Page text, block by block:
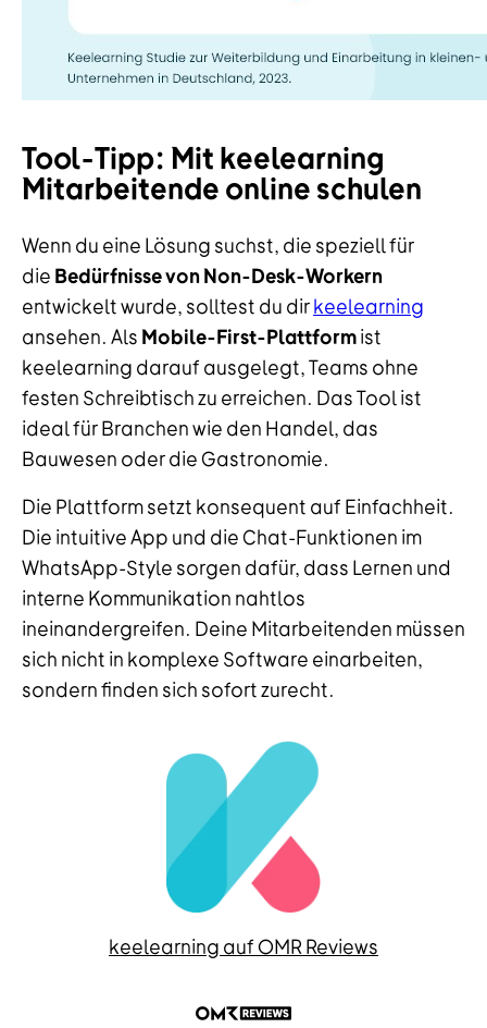
Tool-Tipp: Mit keelearning
Mitarbeitende online schulen
Wenn du eine Lösung suchst, die speziell für
die Bedürfnisse von Non-Desk-Workern
entwickelt wurde, solltest du dirkeelearning
ansehen. AlsMobile-First-Plattformist
keelearning darauf ausgelegt, Teams ohne
festen Schreibtisch zu erreichen. Das Tool ist
ideal für Branchen wie den Handel, das
Bauwesen oder die Gastronomie.
Die Plattform setzt konsequent auf Einfachheit.
Die intuitive App und die Chat-Funktionen im
WhatsApp-Style sorgen dafür, dass Lernen und
interne Kommunikation nahtlos
ineinandergreifen. Deine Mitarbeitenden müssen
sich nicht in komplexe Software einarbeiten,
sondern finden sich sofort zurecht.
keelearning auf OMR Reviews